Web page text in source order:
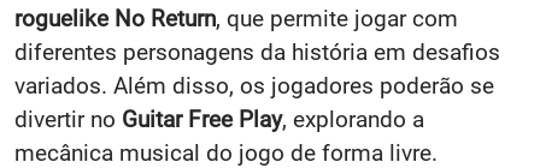
roguelike No Return, que permite jogar com
diferentes personagens da história em desafios
variados. Além disso, os jogadores poderão se
divertir no Guitar Free Play, explorando a
mecânica musical do jogo de forma livre.